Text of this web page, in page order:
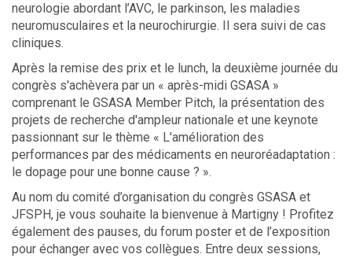
neurologie abordant l’AVC, le parkinson, les maladies
neuromusculaires et la neurochirurgie. Il sera suivi de cas
cliniques.
Après la remise des prix et le lunch, la deuxième journée du
congrès s'achèvera par un « après-midi GSASA »
comprenant le GSASA Member Pitch, la présentation des
projets de recherche d'ampleur nationale et une keynote
passionnant sur le thème « L'amélioration des
performances par des médicaments en neuroréadaptation :
le dopage pour une bonne cause ? ».
Au nom du comité d’organisation du congrès GSASA et
JFSPH, je vous souhaite la bienvenue à Martigny ! Profitez
également des pauses, du forum poster et de l’exposition
pour échanger avec vos collègues. Entre deux sessions,